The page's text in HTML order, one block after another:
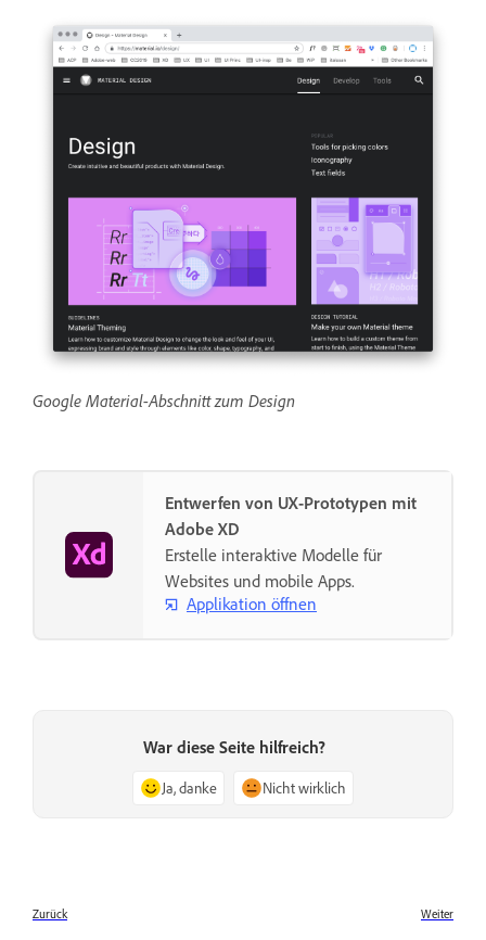
Google Material-Abschnitt zum Design
Entwerfen von UX-Prototypen mit
Adobe XD
Erstelle interaktive Modelle für
Websites und mobile Apps.
Applikation öffnen
War diese Seite hilfreich?
Ja, danke Nicht wirklich
Zurück Weiter